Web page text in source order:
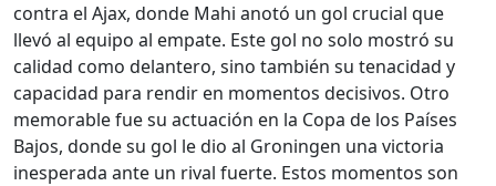
contra el Ajax, donde Mahi anotó un gol crucial que
llevó al equipo al empate. Este gol no solo mostró su
calidad como delantero, sino también su tenacidad y
capacidad para rendir en momentos decisivos. Otro
memorable fue su actuación en la Copa de los Países
Bajos, donde su gol le dio al Groningen una victoria
inesperada ante un rival fuerte. Estos momentos son